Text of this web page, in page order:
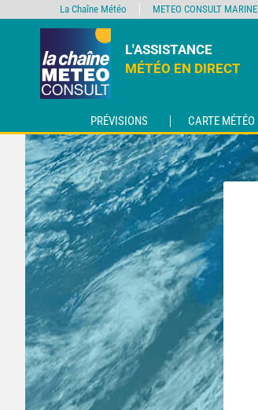
L'ASSISTANCE
MÉTÉO EN DIRECT
PRÉVISIONS CARTE MÉTÉO
La Chaîne Météo METEO CONSULT MARINE